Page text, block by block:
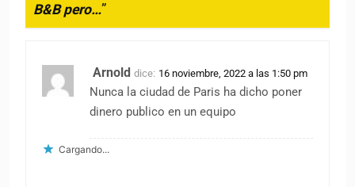
B&B pero…”
Arnold dice: 16 noviembre, 2022 a las 1:50 pm
Nunca la ciudad de Paris ha dicho poner
dinero publico en un equipo
Cargando...